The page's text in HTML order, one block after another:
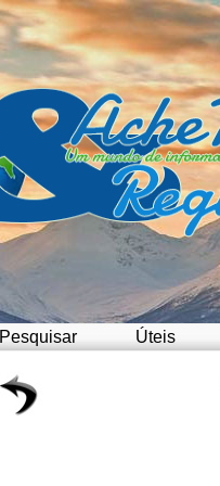
Pesquisar Úteis